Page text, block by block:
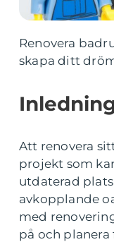
Renovera
skapa ditt
Att renovera
projekt som
utdaterad
avkopplande
med
på och